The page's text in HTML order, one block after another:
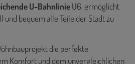
U-BahnlinieU6. ermöglicht
und bequem alle Teile der Stadt zu
die perfekte
Komfort und dem unvergleichlichen